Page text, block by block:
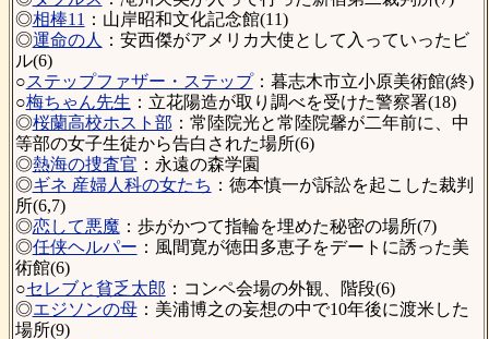
◎相棒11 ：山岸昭和文化記念館(11)
◎運命の人
：安西傑がアメリカ大使として入っていったビ
ル(6)
○ステップファザー・ステップ：暮志木市立小原美術館(終)
○梅ちゃん先生 ：立花陽造が取り調べを受けた警察署(18)
◎桜蘭高校ホスト部 ：常陸院光と常陸院馨が二年前に、中
等部の女子生徒から告白された場所(6)
◎熱海の捜査官 ：永遠の森学園
◎ギネ 産婦人科の女たち ：徳本慎一が訴訟を起こした裁判
所(6,7)
◎恋して悪魔 ：歩がかつて指輪を埋めた秘密の場所(7)
◎任侠ヘルパー ：風間寛が徳田多恵子をデートに誘った美
術館(6)
○セレブと貧乏太郎 ：コンペ会場の外観、階段(6)
◎エジソンの母：美浦博之の妄想の中で10年後に渡米した
場所(9)